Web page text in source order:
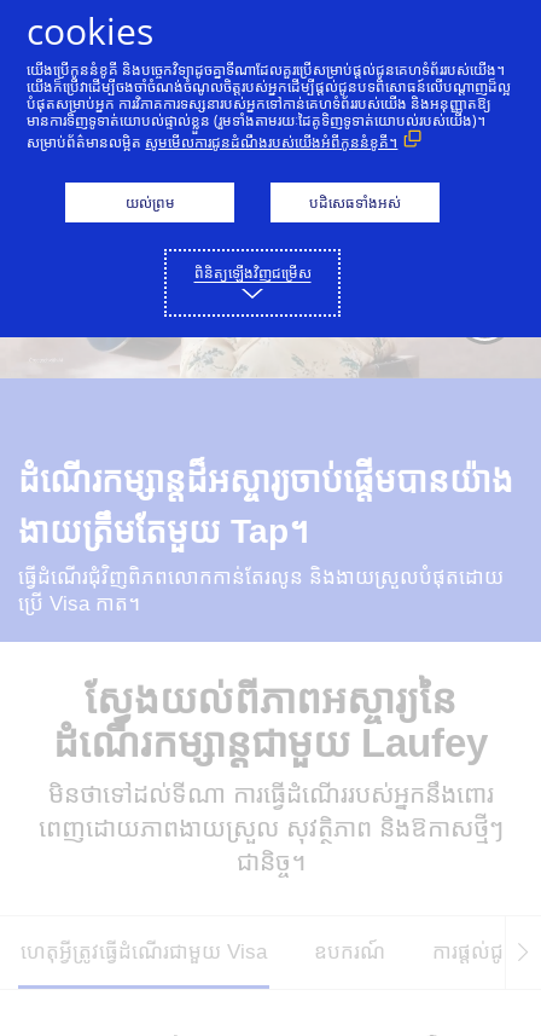
ដំណើរកម្សាន្តដ៏អស្ចារ្យចាប់ផ្តើមបានយ៉ាង
ងាយត្រឹមតែមួយ Tap។
ធ្វើដំណើរជុំវិញពិភពលោកកាន់តែរលូន និងងាយស្រួលបំផុតដោយ
ប្រើ Visa កាត។
ស្វែងយល់ពីភាពអស្ចារ្យនៃ
ដំណើរកម្សាន្តជាមួយ Laufey
មិនថាទៅដល់ទីណា ការធ្វើដំណើររបស់អ្នកនឹងពោរ
ពេញដោយភាពងាយស្រួល សុវត្ថិភាព និងឱកាសថ្មីៗ
ជានិច្ច។
ហេតុអ្វីត្រូវធ្វើដំណើរជាមួយ Visa ឧបករណ៍ ការផ្តល់ជូន
cookies
យើងប្រើកូននំខូគី និងបច្ចេកវិទ្យាដូចគ្នាទីណាដែលគួរប្រើសម្រាប់ផ្ដល់ជូនគេហទំព័ររបស់យើង។
យើងក៏ប្រើវាដើម្បីចងចាំចំណង់ចំណូលចិត្តរបស់អ្នកដើម្បីផ្ដល់ជូនបទពិសោធន៍លើបណ្តាញដ៏ល្អ
បំផុតសម្រាប់អ្នក ការវិភាគការទស្សនារបស់អ្នកទៅកាន់គេហទំព័ររបស់យើង និងអនុញ្ញាតឱ្យ
មានការទិញទូទាត់យោបល់ផ្ទាល់ខ្លួន (រួមទាំងតាមរយៈដៃគូទិញទូទាត់យោបល់របស់យើង)។
សម្រាប់ព័ត៌មានលម្អិត សូមមើលការជូនដំណឹងរបស់យើងអំពីកូននំខូគី។
យល់ព្រម បដិសេធទាំងអស់
ពិនិត្យឡើងវិញជម្រើស